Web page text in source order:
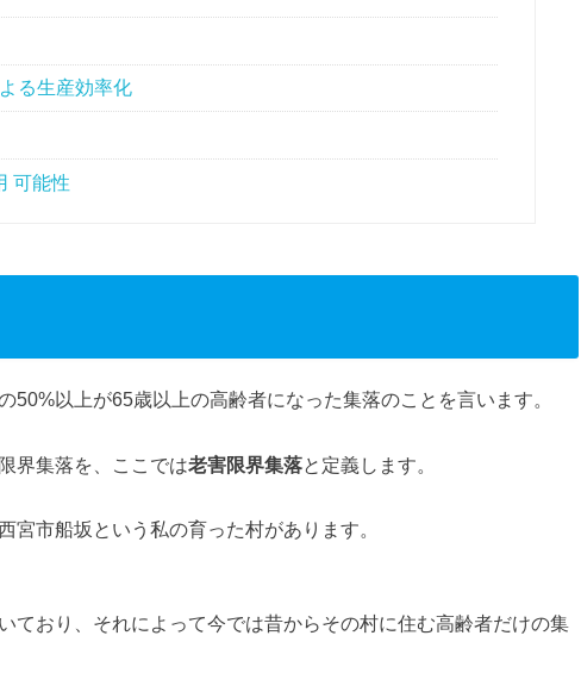
る生産効率化
可能性
50%以上が65歳以上の高齢者になった集落のことを言います。
界集落を、ここでは老害限界集落と定義します。
宮市船坂という私の育った村があります。
ており、それによって今では昔からその村に住む高齢者だけの集